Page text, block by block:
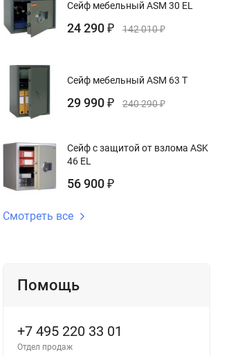
сейф VALBER
278 500₽
Сейф мебельный ASM 30 EL
24 290 ₽ 142 010₽
Сейф мебельный ASM 63 T
29 990 ₽ 240 290₽
Сейф с защитой от взлома ASK
46 EL
56 900 ₽
Смотреть все
Помощь
+7 495 220 33 01
Отдел продаж